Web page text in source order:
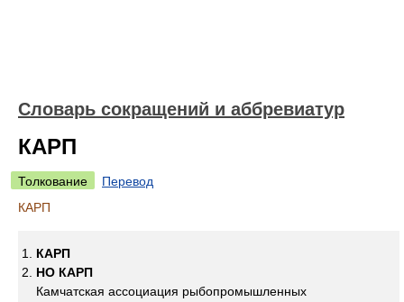
Словарь сокращений и аббревиатур
КАРП
Толкование
Перевод
КАРП
КАРП
НО КАРП
Камчатская ассоциация рыбопромышленных